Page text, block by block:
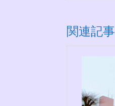
関連記事